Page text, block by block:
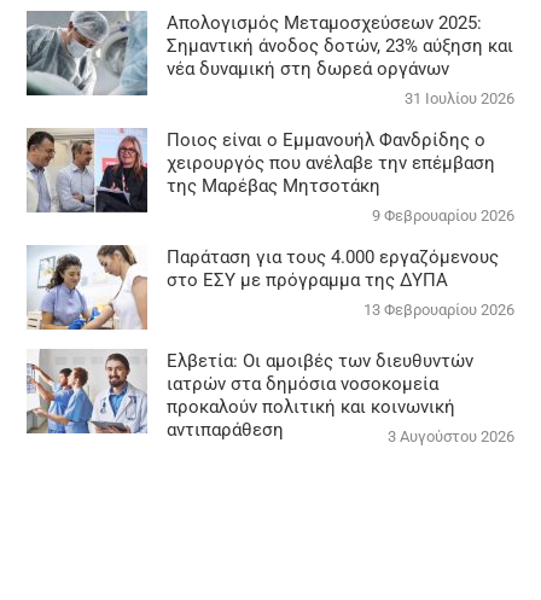
Απολογισμός Μεταμοσχεύσεων 2025:
Σημαντική άνοδος δοτών, 23% αύξηση και
νέα δυναμική στη δωρεά οργάνων
31 Ιουλίου 2026
Ποιος είναι ο Εμμανουήλ Φανδρίδης ο
χειρουργός που ανέλαβε την επέμβαση
της Μαρέβας Μητσοτάκη
9 Φεβρουαρίου 2026
Παράταση για τους 4.000 εργαζόμενους
στο ΕΣΥ με πρόγραμμα της ΔΥΠΑ
13 Φεβρουαρίου 2026
Ελβετία: Οι αμοιβές των διευθυντών
ιατρών στα δημόσια νοσοκομεία
προκαλούν πολιτική και κοινωνική
αντιπαράθεση
3 Αυγούστου 2026